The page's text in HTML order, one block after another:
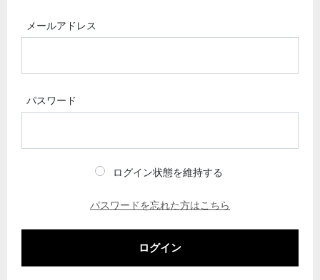
メールアドレス
パスワード
ログイン状態を維持する
パスワードを忘れた方はこちら
ログイン